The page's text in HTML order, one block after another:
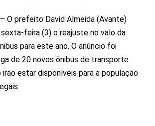
O prefeito David Almeida (Avante)
feira (3) o reajuste no valo da
para este ano. O anúncio foi
de 20 novos ônibus de transporte
estar disponíveis para a população